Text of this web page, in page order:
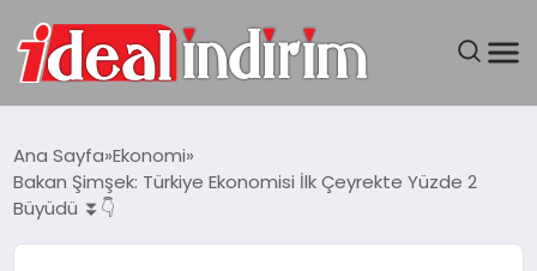
BILGISAYAR
Ana Sayfa Ekonomi
Bakan Şimşek: Türkiye Ekonomisi İlk Çeyrekte Yüzde 2
Büyüdü ⏬👇